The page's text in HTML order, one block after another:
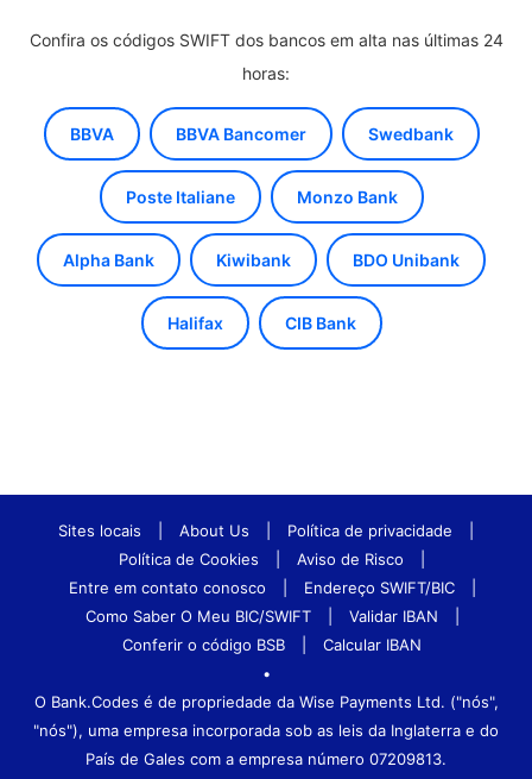
Confira os códigos SWIFT dos bancos em alta nas últimas 24
horas:
BBVA BBVA Bancomer Swedbank
Poste Italiane Monzo Bank
Alpha Bank Kiwibank BDO Unibank
Halifax CIB Bank
Sites locais About Us Política de privacidade
Política de Cookies
Aviso de Risco
Entre em contato conosco
Endereço SWIFT/BIC
Como Saber O Meu BIC/SWIFT
Validar IBAN
Conferir o código BSB
Calcular IBAN
•
O Bank.Codes é de propriedade da Wise Payments Ltd. ("nós",
"nós"), uma empresa incorporada sob as leis da Inglaterra e do
País de Gales com a empresa número 07209813.